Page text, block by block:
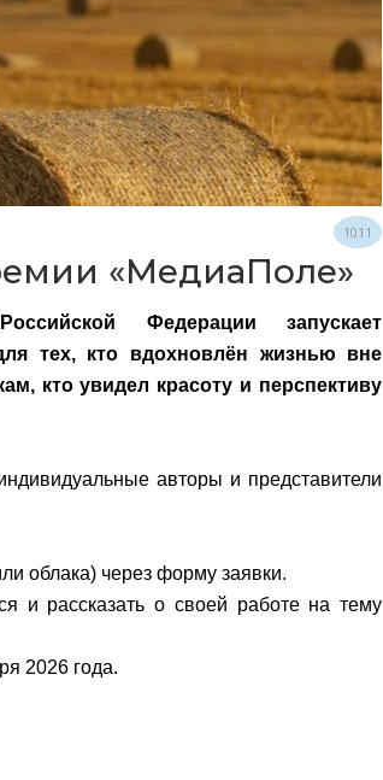
1011
«МедиаПоле»
Федерации запускает
тех, кто вдохновлён жизнью вне
кто увидел красоту и перспективу
авторы и представители
облака) через форму заявки.
и рассказать о своей работе на тему
2026 года.